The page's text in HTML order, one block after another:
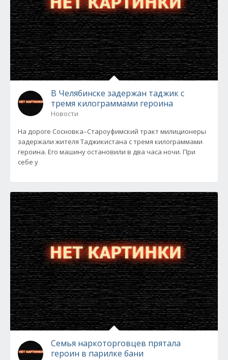
В Челябинске задержан таджик с
тремя килограммами героина
Новости
На дороге Сосновка–Староуфимский тракт милиционеры
задержали жителя Таджикистана с тремя килограммами
героина. Его машину остановили в два часа ночи. При
себе у
Семья наркоторговцев прятала
героин в парилке бани